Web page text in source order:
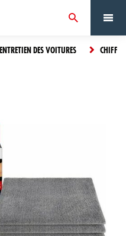
ENTRETIEN DES VOITURES